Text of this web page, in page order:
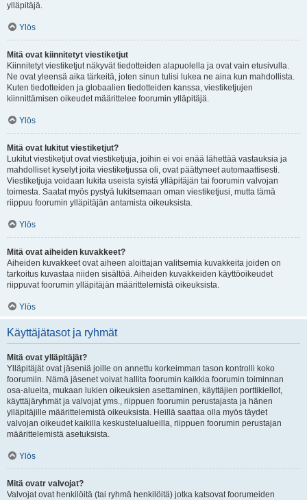
ylläpitäjä.
Ylös
Mitä ovat kiinnitetyt viestiketjut
Kiinnitetyt viestiketjut näkyvät tiedotteiden alapuolella ja ovat vain etusivulla.
Ne ovat yleensä aika tärkeitä, joten sinun tulisi lukea ne aina kun mahdollista.
Kuten tiedotteiden ja globaalien tiedotteiden kanssa, viestiketjujen
kiinnittämisen oikeudet määrittelee foorumin ylläpitäjä.
Ylös
Mitä ovat lukitut viestiketjut?
Lukitut viestiketjut ovat viestiketjuja, joihin ei voi enää lähettää vastauksia ja
mahdolliset kyselyt joita viestiketjussa oli, ovat päättyneet automaattisesti.
Viestiketjuja voidaan lukita useista syistä ylläpitäjän tai foorumin valvojan
toimesta. Saatat myös pystyä lukitsemaan oman viestiketjusi, mutta tämä
riippuu foorumin ylläpitäjän antamista oikeuksista.
Ylös
Mitä ovat aiheiden kuvakkeet?
Aiheiden kuvakkeet ovat aiheen aloittajan valitsemia kuvakkeita joiden on
tarkoitus kuvastaa niiden sisältöä. Aiheiden kuvakkeiden käyttöoikeudet
riippuvat foorumin ylläpitäjän määrittelemistä oikeuksista.
Ylös
Käyttäjätasot ja ryhmät
Mitä ovat ylläpitäjät?
Ylläpitäjät ovat jäseniä joille on annettu korkeimman tason kontrolli koko
foorumiin. Nämä jäsenet voivat hallita foorumin kaikkia foorumin toiminnan
osa-alueita, mukaan lukien oikeuksien asettaminen, käyttäjien porttikiellot,
käyttäjäryhmät ja valvojat yms., riippuen foorumin perustajasta ja hänen
ylläpitäjille määrittelemistä oikeuksista. Heillä saattaa olla myös täydet
valvojan oikeudet kaikilla keskustelualueilla, riippuen foorumin perustajan
määrittelemistä asetuksista.
Ylös
Mitä ovatr valvojat?
Valvojat ovat henkilöitä (tai ryhmä henkilöitä) jotka katsovat foorumeiden